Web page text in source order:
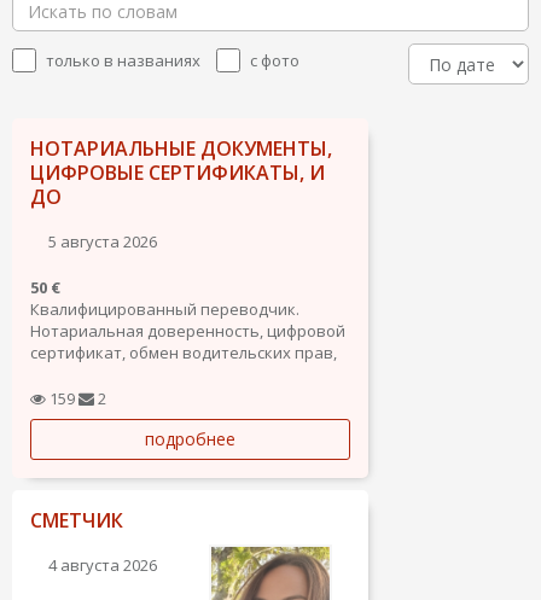
только в названиях с фото
НОТАРИАЛЬНЫЕ ДОКУМЕНТЫ,
ЦИФРОВЫЕ СЕРТИФИКАТЫ, И
ДО
5 августа 2026
50 €
Квалифицированный переводчик.
Нотариальная доверенность, цифровой
сертификат, обмен водительских прав,
т.д.159 2
подробнее
СМЕТЧИК
4 августа 2026